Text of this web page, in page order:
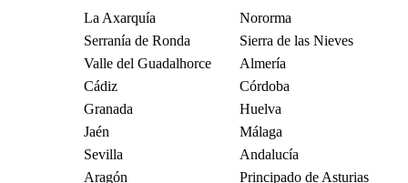
La Axarquía
Nororma
Serranía de Ronda
Sierra de las Nieves
Valle del Guadalhorce
Almería
Cádiz
Córdoba
Granada
Huelva
Jaén
Málaga
Sevilla
Andalucía
Aragón
Principado de Asturias